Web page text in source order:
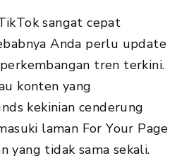
sangat cepat
Anda perlu update
tren terkini.
konten yang
kekinian cenderung
laman For Your Page
yang tidak sama sekali.